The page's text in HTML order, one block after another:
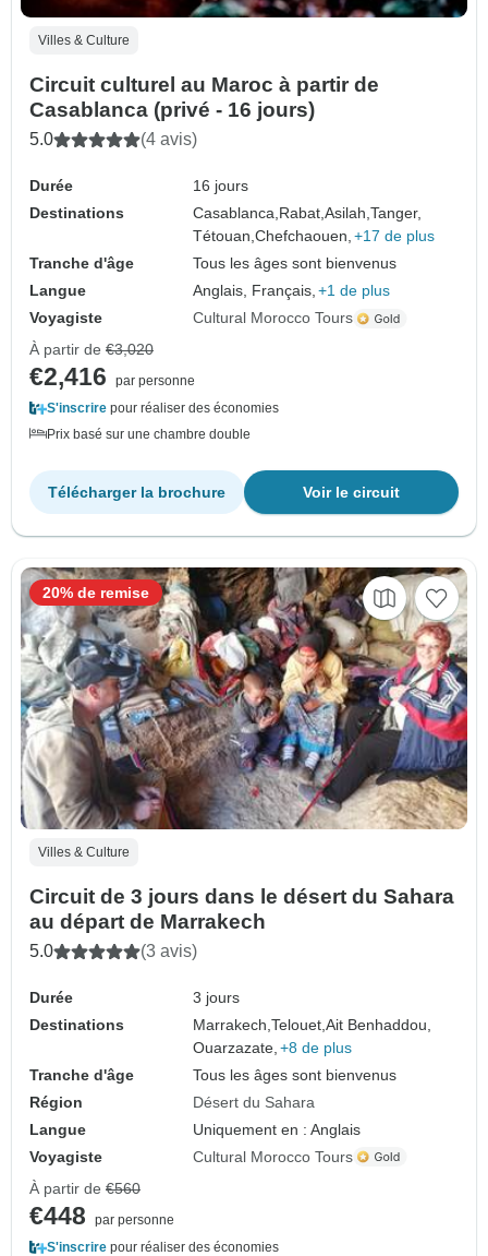
Villes & Culture
Circuit culturel au Maroc à partir de
Casablanca (privé - 16 jours)
5.0 (4 avis)
Durée
16 jours
Destinations
Casablanca,Rabat,Asilah,Tanger,
Tétouan,Chefchaouen, +17 de plus
Tranche d'âge
Tous les âges sont bienvenus
Langue
Anglais, Français, +1 de plus
Voyagiste
Cultural Morocco Tours
À partir de €3,020
€2,416
par personne
S'inscrire pour réaliser des économies
Prix basé sur une chambre double
Voir le circuit
Télécharger la brochure
Villes & Culture
Circuit de 3 jours dans le désert du Sahara
au départ de Marrakech
5.0 (3 avis)
Durée
3 jours
Destinations
Marrakech,Telouet,Ait Benhaddou,
Ouarzazate, +8 de plus
Tranche d'âge
Tous les âges sont bienvenus
Région
Désert du Sahara
Langue
Uniquement en : Anglais
Voyagiste
Cultural Morocco Tours
20% de remise
À partir de €560
€448
par personne
S'inscrire pour réaliser des économies